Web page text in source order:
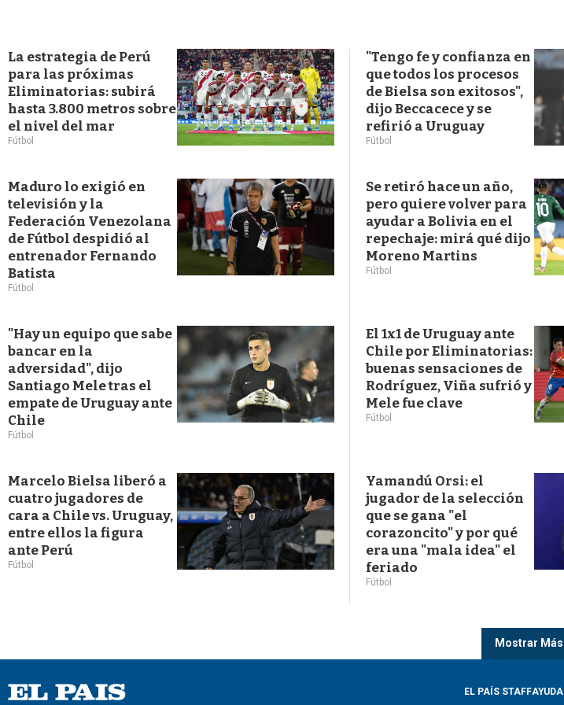
La estrategia de Perú
para las próximas
Eliminatorias: subirá
hasta 3.800 metros sobre
el nivel del mar
Fútbol
"Tengo fe y confianza en
que todos los procesos
de Bielsa son exitosos",
dijo Beccacece y se
refirió a Uruguay
Fútbol
Maduro lo exigió en
televisión y la
Federación Venezolana
de Fútbol despidió al
entrenador Fernando
Batista
Fútbol
Se retiró hace un año,
pero quiere volver para
ayudar a Bolivia en el
repechaje: mirá qué dijo
Moreno Martins
Fútbol
"Hay un equipo que sabe
bancar en la
adversidad", dijo
Santiago Mele tras el
empate de Uruguay ante
Chile
Fútbol
El 1x1 de Uruguay ante
Chile por Eliminatorias:
buenas sensaciones de
Rodríguez, Viña sufrió y
Mele fue clave
Fútbol
Marcelo Bielsa liberó a
cuatro jugadores de
cara a Chile vs. Uruguay,
entre ellos la figura
ante Perú
Fútbol
Yamandú Orsi: el
jugador de la selección
que se gana "el
corazoncito" y por qué
era una "mala idea" el
feriado
Fútbol
Mostrar Más
EL PAÍS STAFFAYUDA